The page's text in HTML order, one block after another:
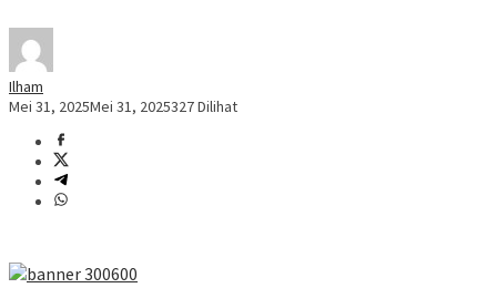
Ilham
Mei 31, 2025Mei 31, 2025327 Dilihat